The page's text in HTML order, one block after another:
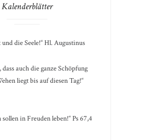
Kalenderblätter
und die Seele!“ Hl. Augustinus
auch die ganze Schöpfung
liegt bis auf diesen Tag!“
in Freuden leben!“ Ps 67,4